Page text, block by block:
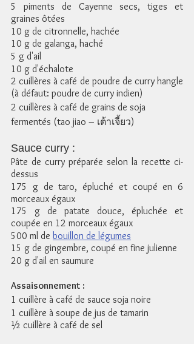
5 piments de Cayenne secs, tiges et
graines ôtées
10 g de citronnelle, hachée
10 g de galanga, haché
5 g d'ail
10 g d'échalote
2 cuillères à café de poudre de curry hangle
(à défaut: poudre de curry indien)
2 cuillères à café de grains de soja
fermentés (tao jiao – เต้าเจี้ยว)
Sauce curry :
Pâte de curry préparée selon la recette ci-
dessus
175 g de taro, épluché et coupé en 6
morceaux égaux
175 g de patate douce, épluchée et
coupée en 12 morceaux égaux
500 ml de bouillon de légumes
15 g de gingembre, coupé en fine julienne
20 g d'ail en saumure
Assaisonnement :
1 cuillère à café de sauce soja noire
1 cuillère à soupe de jus de tamarin
½ cuillère à café de sel